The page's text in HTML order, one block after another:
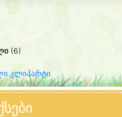
(6)
კლიპარტი